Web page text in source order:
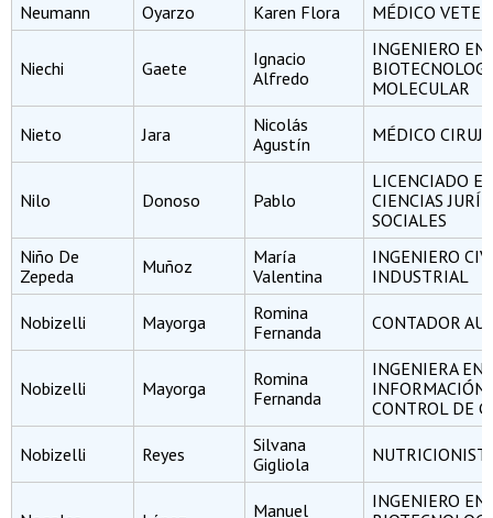
Neumann
Oyarzo Karen Flora MÉDICO
Niechi Gaete
Ignacio
Alfredo
INGENIERO EN
MOLECULAR
Nieto Jara
Nicolás
Agustín
MÉDICO
Nilo Donoso Pablo
LICENCIADO
CIENCIAS
SOCIALES
Niño De
Zepeda
Muñoz
María
Valentina
INGENIERO
INDUSTRIAL
Nobizelli Mayorga
Romina
Fernanda
CONTADOR
Nobizelli Mayorga
Romina
Fernanda
INGENIERA EN
INFORMACIÓN
CONTROL DE
Nobizelli Reyes
Silvana
Gigliola
Manuel
INGENIERO EN